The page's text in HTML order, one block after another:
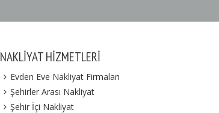
NAKLIYAT HIZMETLERI
Evden Eve Nakliyat Firmaları
Şehirler Arası Nakliyat
Şehir İçi Nakliyat